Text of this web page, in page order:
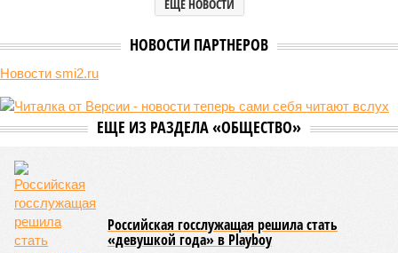
Киев перешёл к террору гражданских, пора давать адекватный ответ
(коллаж: рисунок - Темур Козаев, фото - Deep Vision)